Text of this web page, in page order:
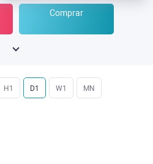
Comprar
H1 D1 W1 MN